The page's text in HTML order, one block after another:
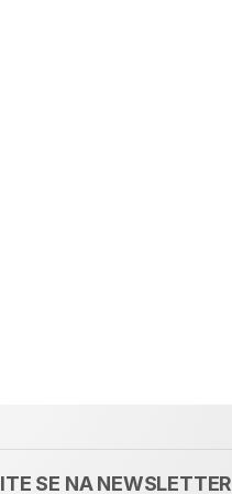
SE NA NEWSLETTER